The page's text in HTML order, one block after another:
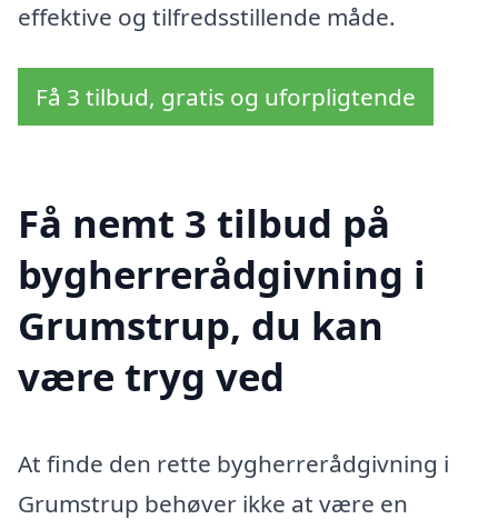
effektive og tilfredsstillende måde.
Få 3 tilbud, gratis og uforpligtende
Få nemt 3 tilbud på
bygherrerådgivning i
Grumstrup, du kan
være tryg ved
At finde den rette bygherrerådgivning i
Grumstrup behøver ikke at være en